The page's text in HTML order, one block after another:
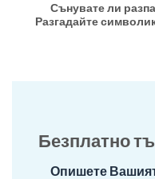
Сънувате ли
Разгадайте
Безплатно
Опишете